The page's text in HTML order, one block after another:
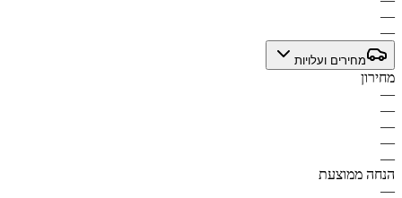
—
—
מחירים ועלויות
מחירון
—
—
—
—
—
הנחה ממוצעת
—